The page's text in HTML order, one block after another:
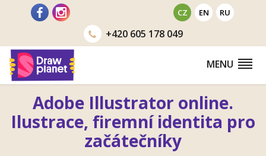
CZ EN RU
+420605 178 049
MENU
Adobe Illustrator online.
Ilustrace, firemní identita pro
začátečníky